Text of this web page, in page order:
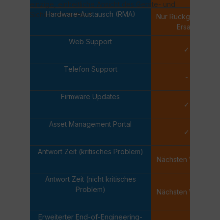
einzige, einheitliche Ansicht des Geräte- und
Sicherheitszustand.
Hardware-Austausch (RMA)
Nur Rückgabe und
Ersatz
Web Support
✓
Telefon Support
-
Firmware Updates
✓
Asset Management Portal
✓
Antwort Zeit (kritisches Problem)
Nächsten Werktag
Antwort Zeit (nicht kritisches
Problem)
Nächsten Werktag
Erweiterter End-of-Engineering-